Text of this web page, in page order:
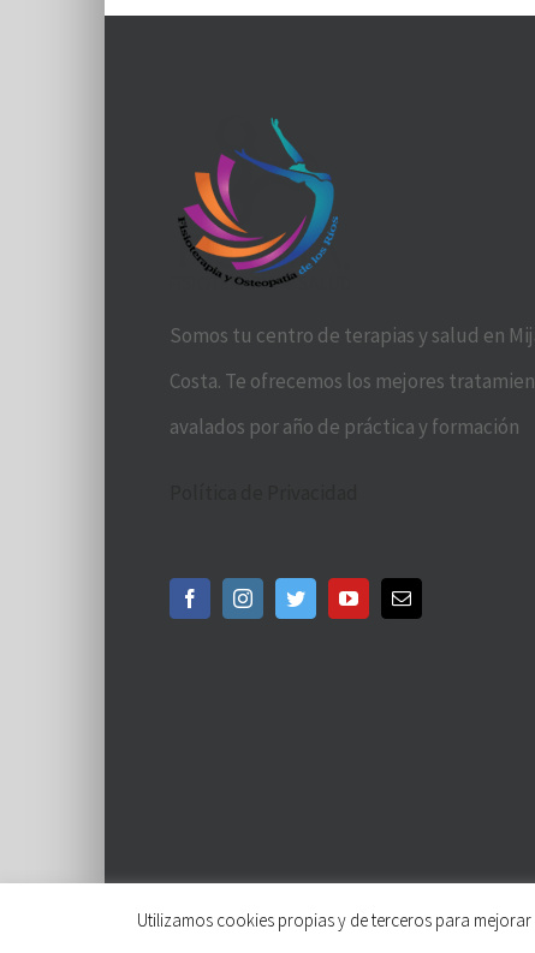
Somos tu centro de terapias y salud en
Costa. Te ofrecemos los mejores
avalados por año de práctica y formación
Utilizamos cookies propias y de terceros para